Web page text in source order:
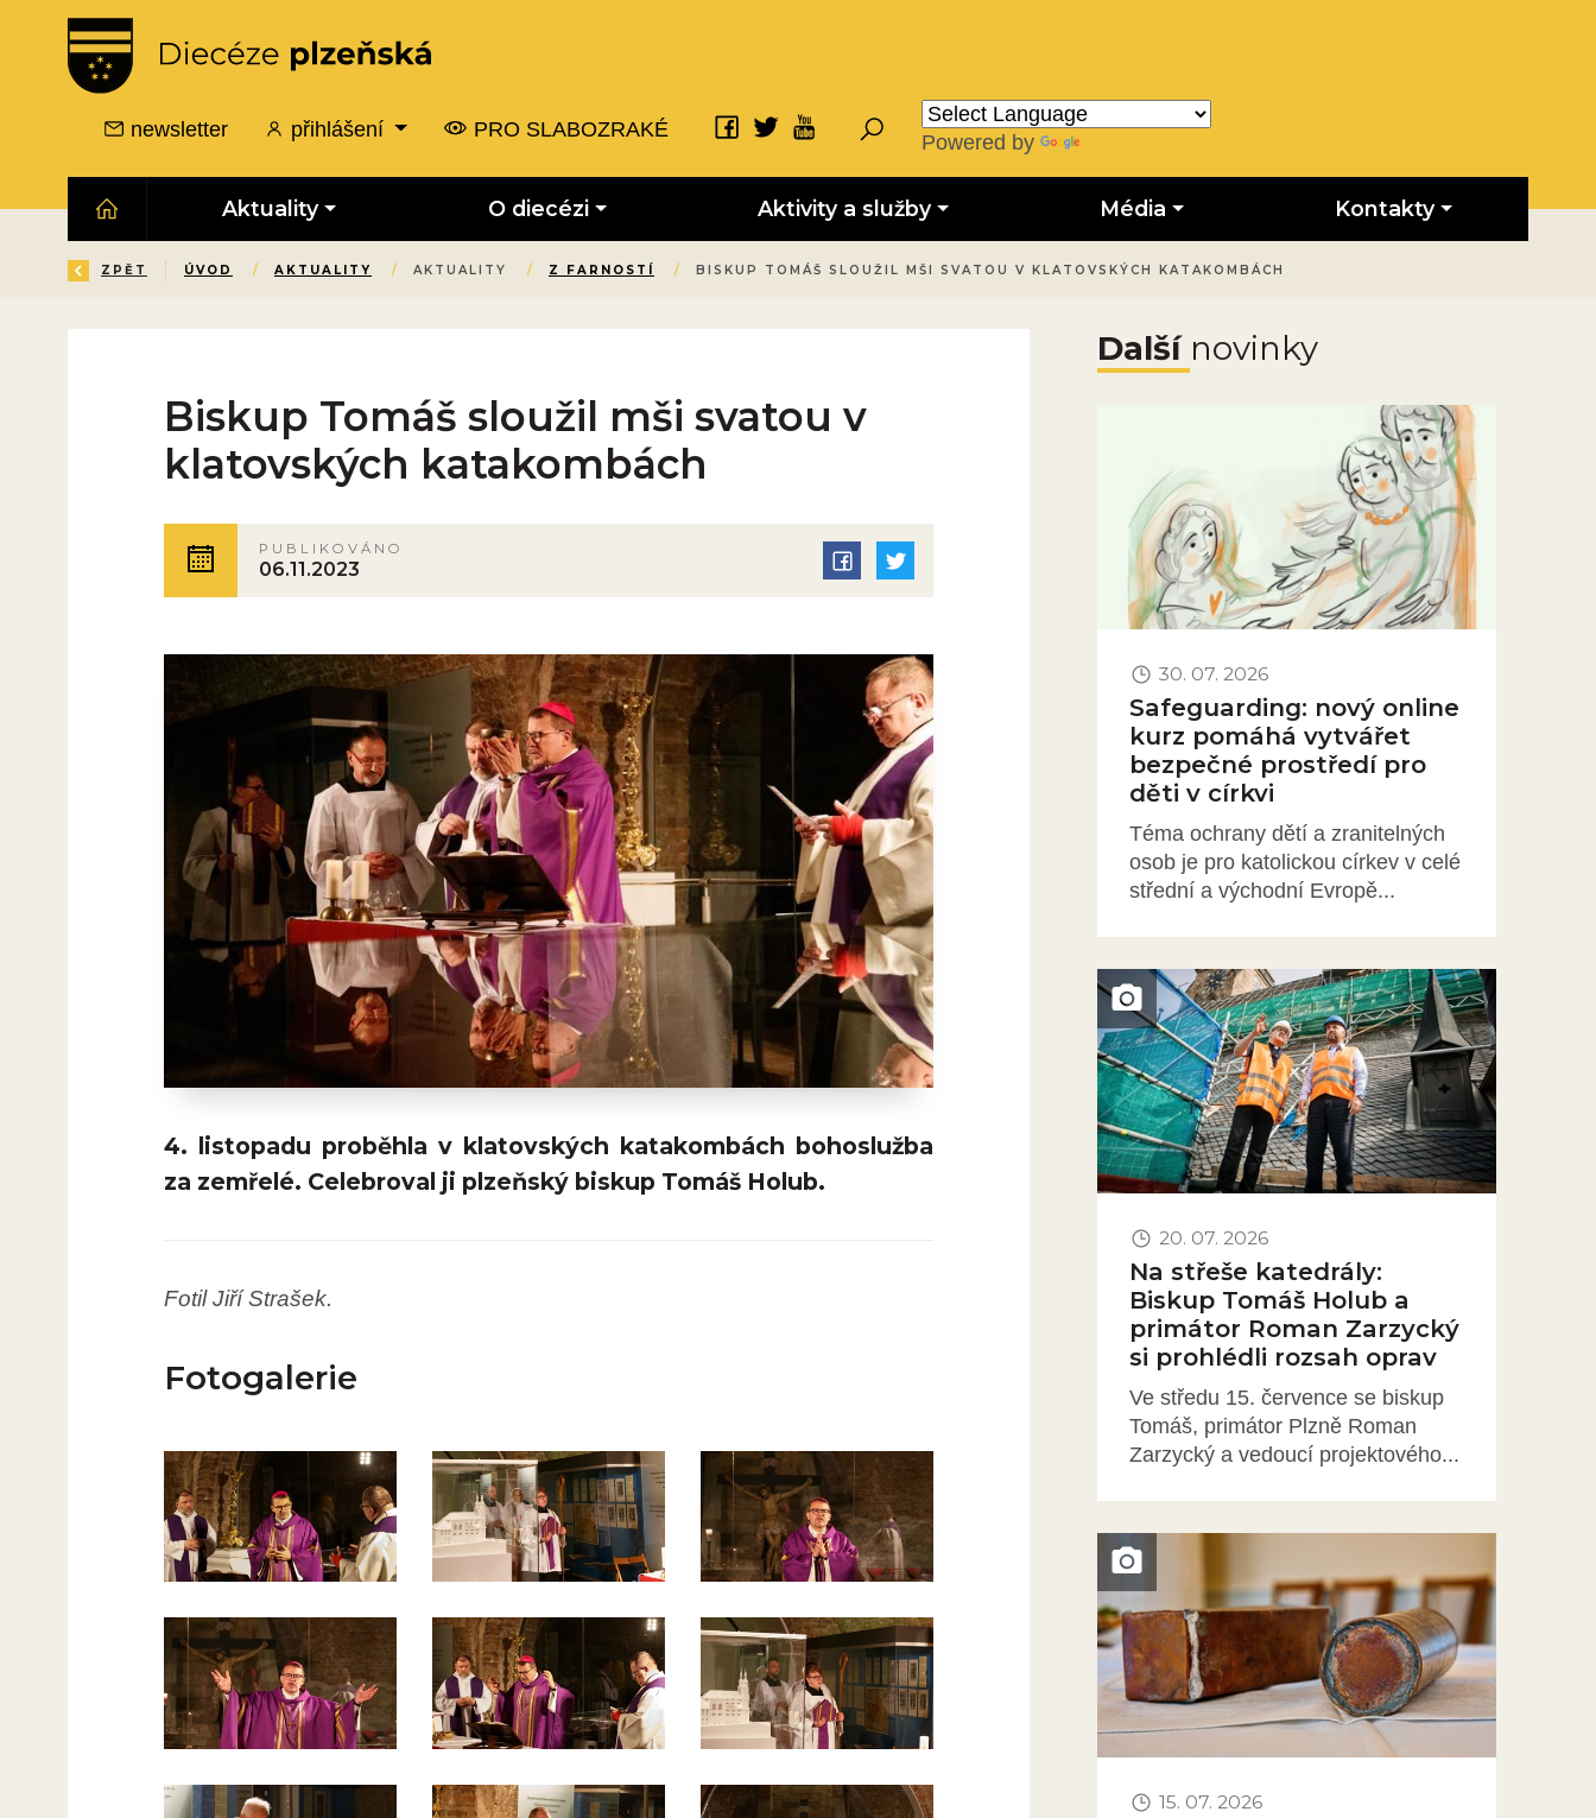
newsletter přihlášení PRO SLABOZRAKÉ
Powered by
Aktuality O diecézi Aktivity a služby Média Kontakty
ZPĚT ÚVOD / AKTUALITY / AKTUALITY / Z FARNOSTÍ / BISKUP TOMÁŠ SLOUŽIL MŠI SVATOU V KLATOVSKÝCH KATAKOMBÁCH
Biskup Tomáš sloužil mši svatou v
klatovských katakombách
PUBLIKOVÁNO
06.11.2023
4. listopadu proběhla v klatovských katakombách bohoslužba
za zemřelé. Celebroval ji plzeňský biskup Tomáš Holub.
Fotil Jiří Strašek.
Fotogalerie
Další novinky
30. 07. 2026
Safeguarding: nový online
kurz pomáhá vytvářet
bezpečné prostředí pro
děti v církvi
Téma ochrany dětí a zranitelných
osob je pro katolickou církev v celé
střední a východní Evropě...
Obrázek novinky
20. 07. 2026
Na střeše katedrály:
Biskup Tomáš Holub a
primátor Roman Zarzycký
si prohlédli rozsah oprav
Ve středu 15. července se biskup
Tomáš, primátor Plzně Roman
Zarzycký a vedoucí projektového...
Obrázek novinky
15. 07. 2026